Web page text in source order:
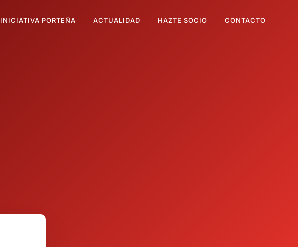
INICIATIVA PORTEÑA ACTUALIDAD HAZTE SOCIO CONTACTO